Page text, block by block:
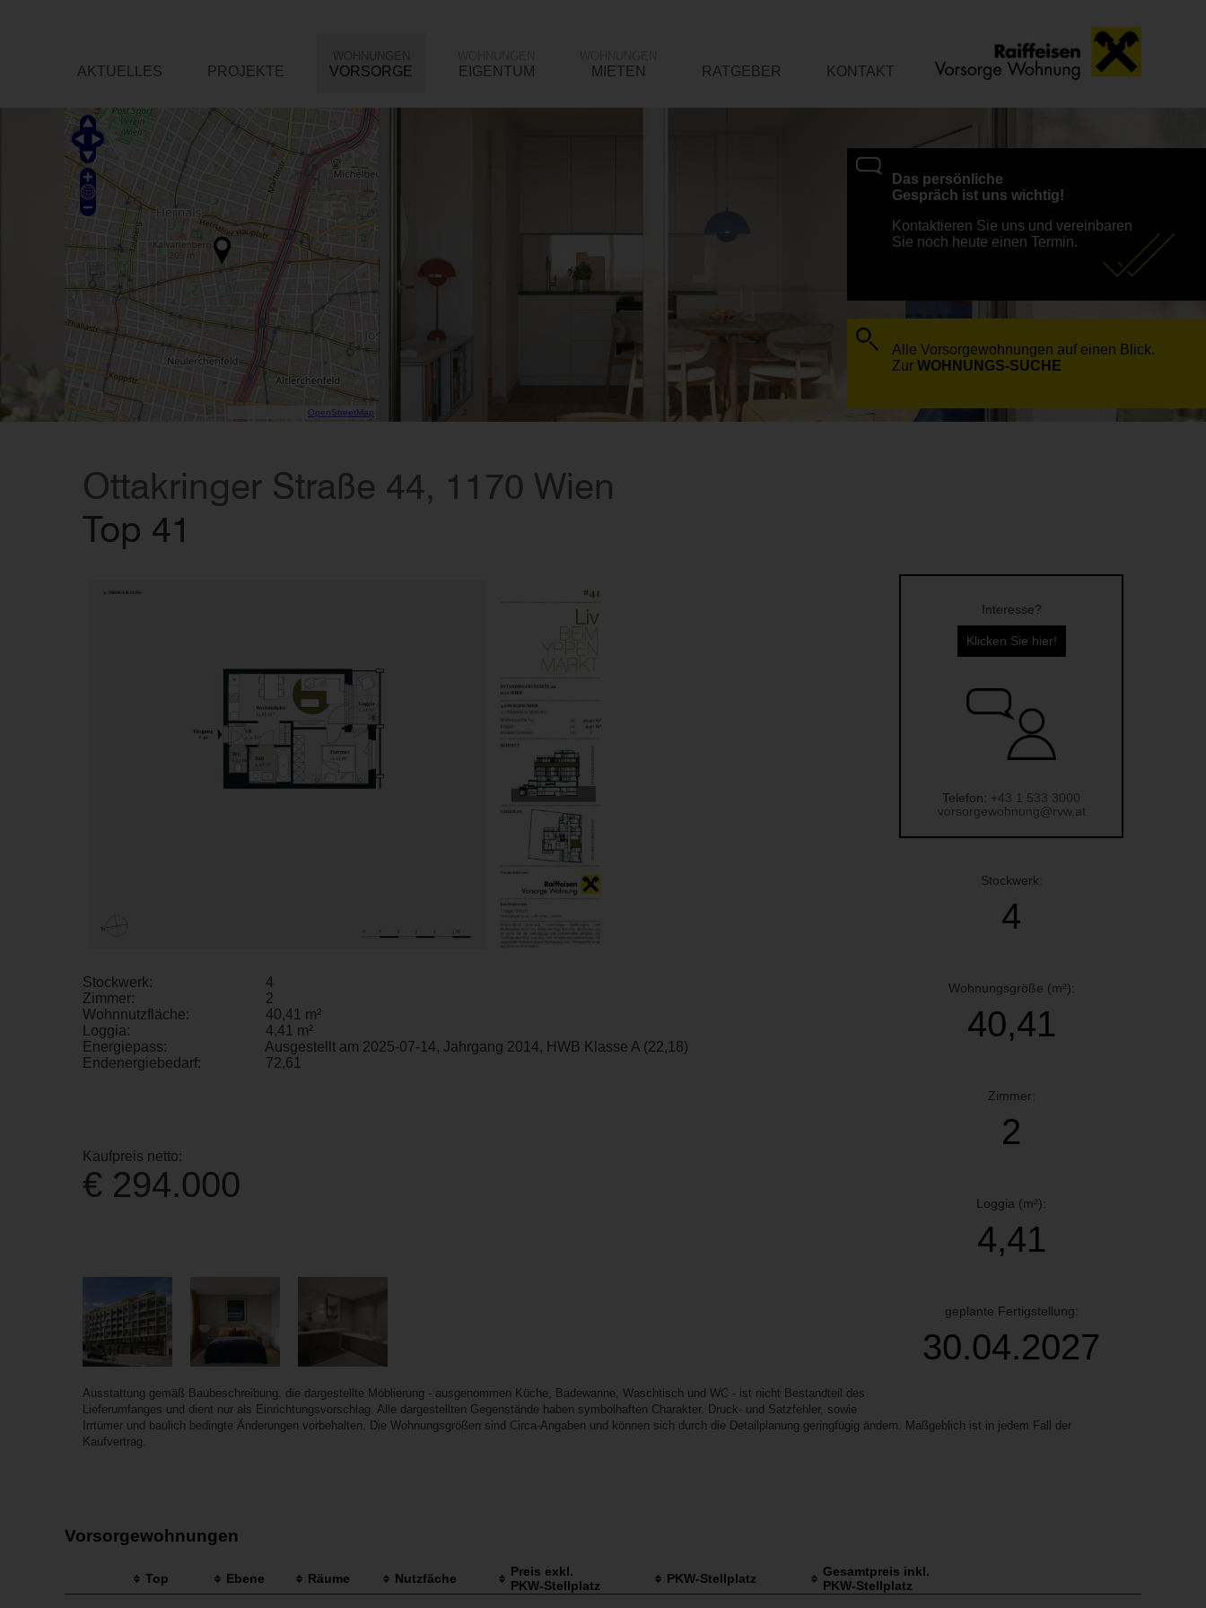
Das persönliche
Gespräch ist uns wichtig!
Kontaktieren Sie uns und vereinbaren
Sie noch heute einen Termin.
Alle Vorsorgewohnungen auf einen Blick.
Zur WOHNUNGS-SUCHE
AKTUELLES PROJEKTE VORSORGE EIGENTUM MIETEN RATGEBER KONTAKT
OpenStreetMap
Ottakringer Straße 44, 1170 Wien
Top 41
Interesse?
Klicken Sie hier!
Telefon: +43 1 533 3000
vorsorgewohnung@rvw.at
Stockwerk:
4
Wohnungsgröße (m²):
40,41
Zimmer:
2
Loggia (m²):
4,41
geplante Fertigstellung:
30.04.2027
Stockwerk:
4
Zimmer:
2
Wohnnutzfläche:
40,41 m²
Loggia:
4,41 m²
Energiepass:
Ausgestellt am 2025-07-14, Jahrgang 2014, HWB Klasse A (22,18)
Endenergiebedarf:
72,61
Kaufpreis netto:
€ 294.000
Ausstattung gemäß Baubeschreibung, die dargestellte Möblierung - ausgenommen Küche, Badewanne, Waschtisch und WC - ist nicht Bestandteil des
Lieferumfanges und dient nur als Einrichtungsvorschlag. Alle dargestellten Gegenstände haben symbolhaften Charakter. Druck- und Satzfehler, sowie
Irrtümer und baulich bedingte Änderungen vorbehalten. Die Wohnungsgrößen sind Circa-Angaben und können sich durch die Detailplanung geringfügig ändern. Maßgeblich ist in jedem Fall der
Kaufvertrag.
Vorsorgewohnungen
Top Ebene Räume Nutzfäche
Preis exkl.
PKW-Stellplatz
PKW-Stellplatz
Gesamtpreis inkl.
PKW-Stellplatz